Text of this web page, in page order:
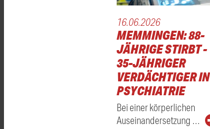
16.06.2026
MEMMINGEN: 88-
JÄHRIGE STIRBT -
35-JÄHRIGER
VERDÄCHTIGER IN
PSYCHIATRIE
Bei einer körperlichen
Auseinandersetzung …